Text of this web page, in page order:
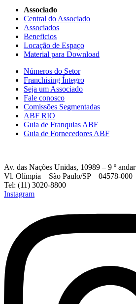
Associado
Central do Associado
Associados
Beneficios
Locação de Espaço
Material para Download
Números do Setor
Franchising Íntegro
Seja um Associado
Fale conosco
Comissões Segmentadas
ABF RIO
Guia de Franquias ABF
Guia de Fornecedores ABF
Av. das Nações Unidas, 10989 – 9 º andar
Vl. Olímpia – São Paulo/SP – 04578-000
Tel: (11) 3020-8800
Instagram